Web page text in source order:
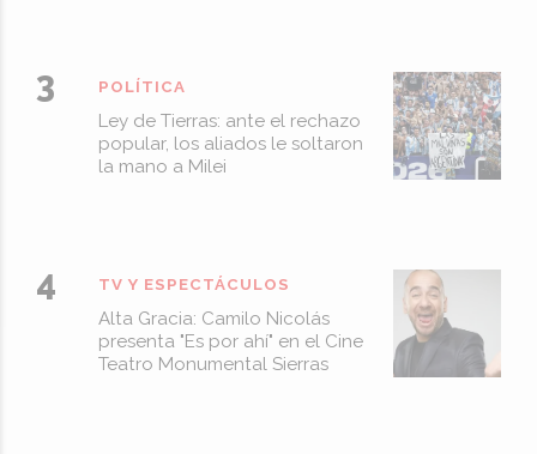
Ley de Tierras: ante el rechazo
popular, los aliados le soltaron
la mano a Milei
POLÍTICA
Alta Gracia: Camilo Nicolás
presenta "Es por ahí" en el Cine
Teatro Monumental Sierras
TV Y ESPECTÁCULOS